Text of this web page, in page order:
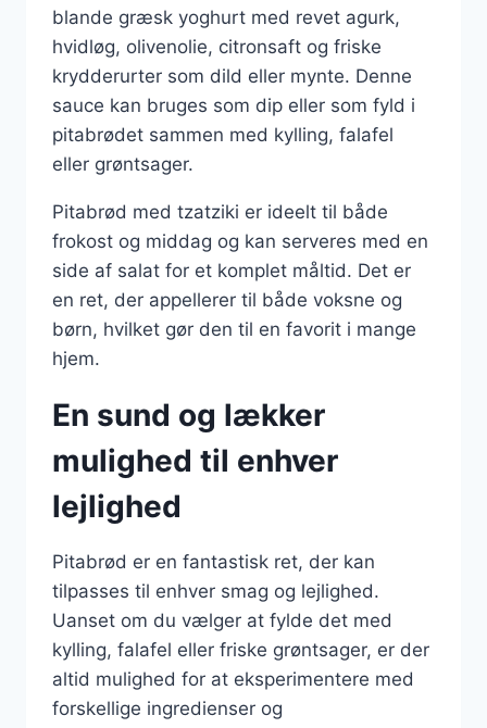
blande græsk yoghurt med revet agurk,
hvidløg, olivenolie, citronsaft og friske
krydderurter som dild eller mynte. Denne
sauce kan bruges som dip eller som fyld i
pitabrødet sammen med kylling, falafel
eller grøntsager.
Pitabrød med tzatziki er ideelt til både
frokost og middag og kan serveres med en
side af salat for et komplet måltid. Det er
en ret, der appellerer til både voksne og
børn, hvilket gør den til en favorit i mange
hjem.
En sund og lækker
mulighed til enhver
lejlighed
Pitabrød er en fantastisk ret, der kan
tilpasses til enhver smag og lejlighed.
Uanset om du vælger at fylde det med
kylling, falafel eller friske grøntsager, er der
altid mulighed for at eksperimentere med
forskellige ingredienser og